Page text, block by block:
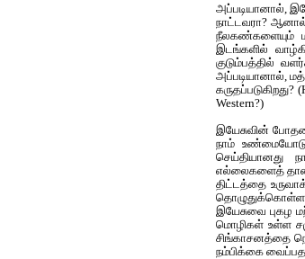
அப்படியானால்,
நாட்டவரா?
நீலகண்களையும்
இடங்களில்
குடும்பத்தில்
அப்படியானால்,
கருதப்படுகிறது? (
Western?)
இயேசுவின்
நாம்
செய்தியானது
எல்லைகளைத்
திட்டத்தை
இயேசுவை புகழ
மொழிகள் உள்ள
சிங்காசனத்தை
நம்பிக்கை